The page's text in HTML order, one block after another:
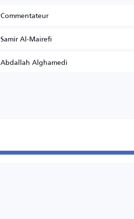
Commentateur
Samir Al-Mairefi
Abdallah Alghamedi